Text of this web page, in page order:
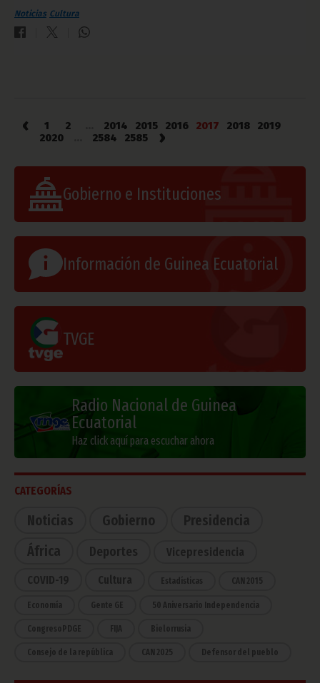
Noticias Cultura
‹ 1 2 2014 2015 2016 2017 2018
2019
2020
2584 2585 ›
Gobierno e Instituciones
Información de Guinea Ecuatorial
TVGE
Radio Nacional de Guinea
Ecuatorial
Haz click aquí para escuchar ahora
CATEGORÍAS
Noticias Gobierno
Presidencia
África
Deportes Vicepresidencia
COVID-19 Cultura Estadísticas CAN 2015
Economía Gente GE 50 Aniversario Independencia
CongresoPDGE FIJA Bielorrusia
Consejo de la república CAN 2025 Defensor del pueblo